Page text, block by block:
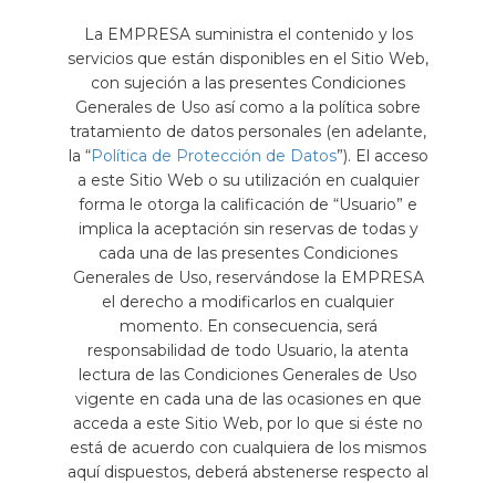
La EMPRESA suministra el contenido y los
servicios que están disponibles en el Sitio Web,
con sujeción a las presentes Condiciones
Generales de Uso así como a la política sobre
tratamiento de datos personales (en adelante,
la “Política de Protección de Datos”). El acceso
a este Sitio Web o su utilización en cualquier
forma le otorga la calificación de “Usuario” e
implica la aceptación sin reservas de todas y
cada una de las presentes Condiciones
Generales de Uso, reservándose la EMPRESA
el derecho a modificarlos en cualquier
momento. En consecuencia, será
responsabilidad de todo Usuario, la atenta
lectura de las Condiciones Generales de Uso
vigente en cada una de las ocasiones en que
acceda a este Sitio Web, por lo que si éste no
está de acuerdo con cualquiera de los mismos
aquí dispuestos, deberá abstenerse respecto al